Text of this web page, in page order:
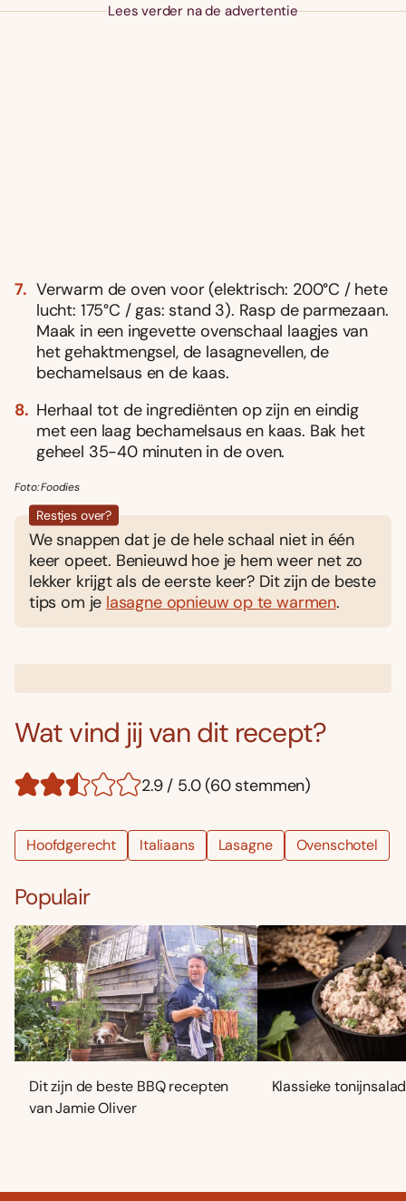
Lees verder na de advertentie
Verwarm de oven voor (elektrisch: 200°C / hete
lucht: 175°C / gas: stand 3). Rasp de parmezaan.
Maak in een ingevette ovenschaal laagjes van
het gehaktmengsel, de lasagnevellen, de
bechamelsaus en de kaas.
Herhaal tot de ingrediënten op zijn en eindig
met een laag bechamelsaus en kaas. Bak het
geheel 35-40 minuten in de oven.
Foto: Foodies
Restjes over?
We snappen dat je de hele schaal niet in één
keer opeet. Benieuwd hoe je hem weer net zo
lekker krijgt als de eerste keer? Dit zijn de beste
tips om je lasagne opnieuw op te warmen.
Wat vind jij van dit recept?
2.9 / 5.0 (60 stemmen)
Hoofdgerecht Italiaans Lasagne Ovenschotel
Populair
Dit zijn de beste BBQ recepten
van Jamie Oliver
Klassieke